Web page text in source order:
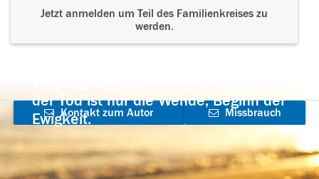
Jetzt anmelden um Teil des Familienkreises zu
werden.
der Tod ist nur die Wende, Beginn der
Ewigkeit.
Kontakt zum Autor
aufnehmen
Missbrauch